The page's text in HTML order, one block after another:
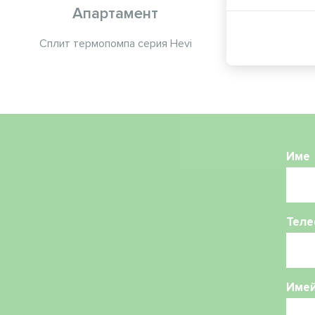
Апартамент
Сплит термопомпа серия Hevi
Сплит
Име